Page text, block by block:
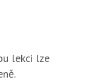
lekci lze